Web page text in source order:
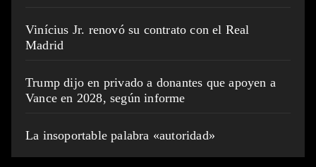
Vinícius Jr. renovó su contrato con el Real
Madrid
Trump dijo en privado a donantes que apoyen a
Vance en 2028, según informe
La insoportable palabra «autoridad»